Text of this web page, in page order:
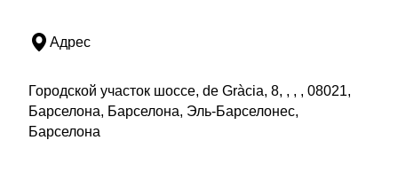
Адрес
Городской участок шоссе, de Gràcia, 8, , , , 08021,
Барселона, Барселона, Эль-Барселонес,
Барселона